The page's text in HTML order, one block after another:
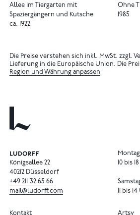
Allee im Tiergarten mit
Spaziergängern und Kutsche
ca. 1922
Ohne
1985
Die Preise verstehen sich inkl. MwSt. zzgl.
Lieferung in die Europäische Union. Die
Region und Währung anpassen
Königsallee 22
40212 Düsseldorf
+49 211 32 65 66
mail@ludorff.com
10 bis
11 bis